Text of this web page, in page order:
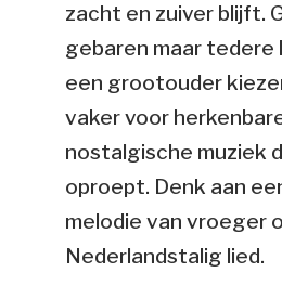
zacht en zuiver blijft.
gebaren maar tedere
een grootouder
vaker voor
nostalgische muziek
oproept. Denk aan
melodie van vroeger
Nederlandstalig lied.